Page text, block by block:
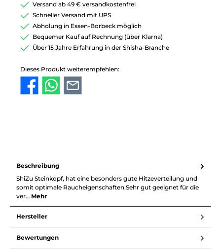
Versand ab 49 € versandkostenfrei
Schneller Versand mit UPS
Abholung in Essen-Borbeck möglich
Bequemer Kauf auf Rechnung (über Klarna)
Über 15 Jahre Erfahrung in der Shisha-Branche
Dieses Produkt weiterempfehlen:
Beschreibung
ShiZu Steinkopf, hat eine besonders gute Hitzeverteilung und
somit optimale Raucheigenschaften.Sehr gut geeignet für die
ver… Mehr
Hersteller
Bewertungen